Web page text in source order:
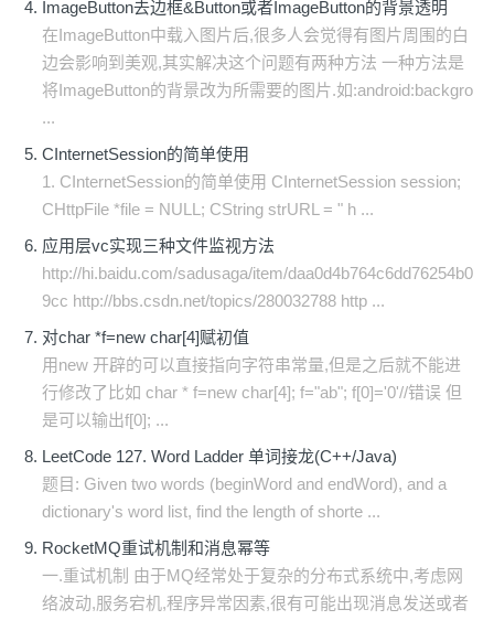
ImageButton去边框&Button或者ImageButton的背景透明
在ImageButton中载入图片后,很多人会觉得有图片周围的白
边会影响到美观,其实解决这个问题有两种方法 一种方法是
将ImageButton的背景改为所需要的图片.如:android:backgro
...
CInternetSession的简单使用
1. CInternetSession的简单使用 CInternetSession session;
CHttpFile *file = NULL; CString strURL = " h ...
应用层vc实现三种文件监视方法
http://hi.baidu.com/sadusaga/item/daa0d4b764c6dd76254b0
9cc http://bbs.csdn.net/topics/280032788 http ...
对char *f=new char[4]赋初值
用new 开辟的可以直接指向字符串常量,但是之后就不能进
行修改了比如 char * f=new char[4]; f="ab"; f[0]='0'//错误 但
是可以输出f[0]; ...
LeetCode 127. Word Ladder 单词接龙(C++/Java)
题目: Given two words (beginWord and endWord), and a
dictionary's word list, find the length of shorte ...
RocketMQ重试机制和消息幂等
一.重试机制 由于MQ经常处于复杂的分布式系统中,考虑网
络波动,服务宕机,程序异常因素,很有可能出现消息发送或者